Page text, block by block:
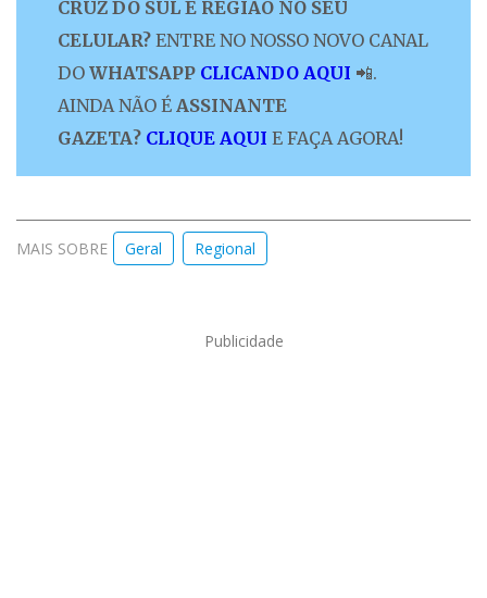
CRUZ DO SUL E REGIÃO NO SEU
CELULAR? ENTRE NO NOSSO NOVO CANAL
DO WHATSAPP CLICANDO AQUI 📲.
AINDA NÃO É ASSINANTE
GAZETA? CLIQUE AQUI E FAÇA AGORA!
MAIS SOBRE Geral Regional
Publicidade